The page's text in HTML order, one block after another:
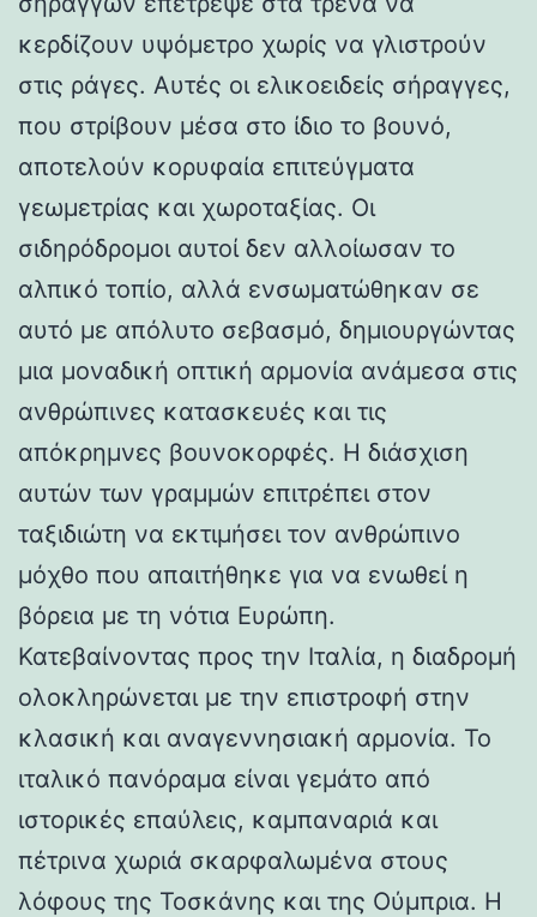
κερδίζουν υψόμετρο χωρίς να γλιστρούν
στις ράγες. Αυτές οι ελικοειδείς σήραγγες,
που στρίβουν μέσα στο ίδιο το βουνό,
αποτελούν κορυφαία επιτεύγματα
γεωμετρίας και χωροταξίας. Οι
σιδηρόδρομοι αυτοί δεν αλλοίωσαν το
αλπικό τοπίο, αλλά ενσωματώθηκαν σε
αυτό με απόλυτο σεβασμό, δημιουργώντας
μια μοναδική οπτική αρμονία ανάμεσα στις
ανθρώπινες κατασκευές και τις
απόκρημνες βουνοκορφές. Η διάσχιση
αυτών των γραμμών επιτρέπει στον
ταξιδιώτη να εκτιμήσει τον ανθρώπινο
μόχθο που απαιτήθηκε για να ενωθεί η
βόρεια με τη νότια Ευρώπη.
Κατεβαίνοντας προς την Ιταλία, η διαδρομή
ολοκληρώνεται με την επιστροφή στην
κλασική και αναγεννησιακή αρμονία. Το
ιταλικό πανόραμα είναι γεμάτο από
ιστορικές επαύλεις, καμπαναριά και
πέτρινα χωριά σκαρφαλωμένα στους
λόφους της Τοσκάνης και της Ούμπρια. Η